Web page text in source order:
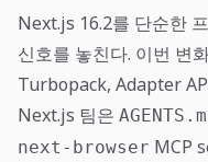
Next.js 16.2를 단순한
신호를 놓친다. 이번 변
Turbopack, Adapter
Next.js 팀은
next-browser MCP